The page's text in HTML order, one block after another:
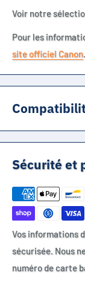
Voir notre
Pour les
site officiel Canon.
LP E5
Canon EOS 1000D
Canon EOS 450D
Canon EOS 500D
Canon EOS Kiss F
Canon EOS Kiss X2
Canon EOS Kiss X3
Sécurité et
Vos informations
sécurisée. Nous
numéro de carte